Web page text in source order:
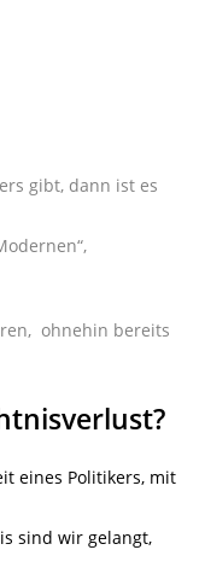
gibt, dann ist es
ohnehin bereits
eines Politikers, mit
sind wir gelangt,